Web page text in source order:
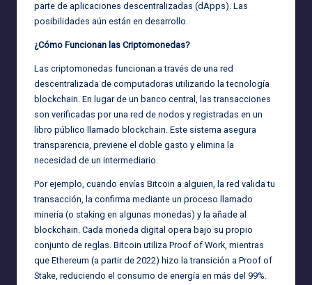
parte de aplicaciones descentralizadas (dApps). Las
posibilidades aún están en desarrollo.
¿Cómo Funcionan las Criptomonedas?
Las criptomonedas funcionan a través de una red
descentralizada de computadoras utilizando la tecnología
blockchain. En lugar de un banco central, las transacciones
son verificadas por una red de nodos y registradas en un
libro público llamado blockchain. Este sistema asegura
transparencia, previene el doble gasto y elimina la
necesidad de un intermediario.
Por ejemplo, cuando envías Bitcoin a alguien, la red valida tu
transacción, la confirma mediante un proceso llamado
minería (o staking en algunas monedas) y la añade al
blockchain. Cada moneda digital opera bajo su propio
conjunto de reglas. Bitcoin utiliza Proof of Work, mientras
que Ethereum (a partir de 2022) hizo la transición a Proof of
Stake, reduciendo el consumo de energía en más del 99%.